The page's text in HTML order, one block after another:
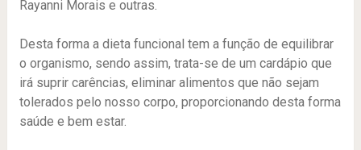
Rayanni Morais e outras.
Desta forma a dieta funcional tem a função de equilibrar
o organismo, sendo assim, trata-se de um cardápio que
irá suprir carências, eliminar alimentos que não sejam
tolerados pelo nosso corpo, proporcionando desta forma
saúde e bem estar.